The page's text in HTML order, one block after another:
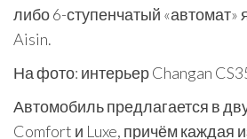
либо 6-ступенчатый
Aisin.
На фото: интерьер Changan
Автомобиль предлагается в
Comfort и Luxe, причём каждая